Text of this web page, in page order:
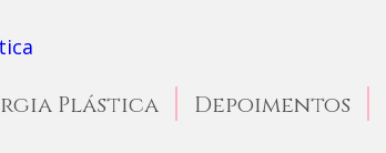
Plástica Depoimentos